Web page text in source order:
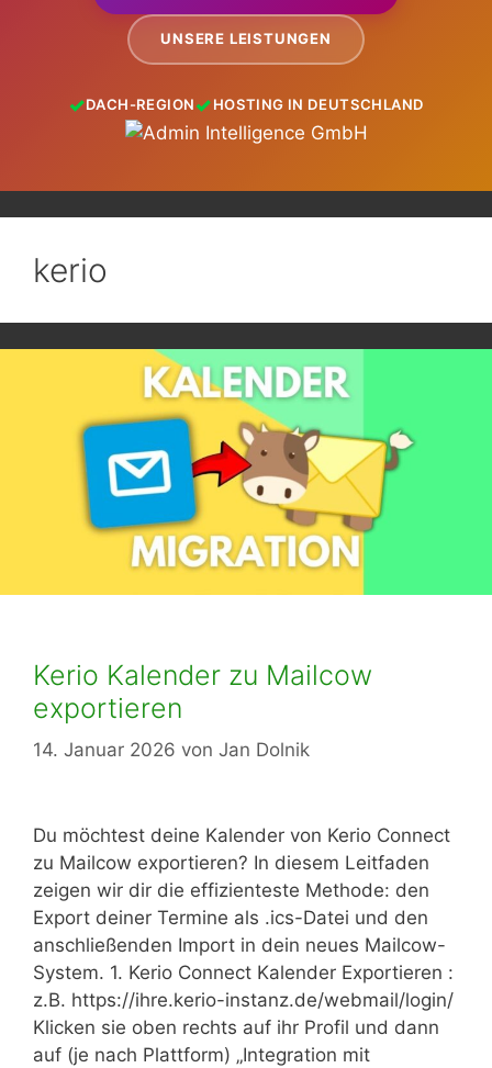
UNSERE LEISTUNGEN
DACH-REGION HOSTING IN DEUTSCHLAND
kerio
Kerio Kalender zu Mailcow
exportieren
14. Januar 2026 von Jan Dolnik
Du möchtest deine Kalender von Kerio Connect
zu Mailcow exportieren? In diesem Leitfaden
zeigen wir dir die effizienteste Methode: den
Export deiner Termine als .ics-Datei und den
anschließenden Import in dein neues Mailcow-
System. 1. Kerio Connect Kalender Exportieren :
z.B. https://ihre.kerio-instanz.de/webmail/login/
Klicken sie oben rechts auf ihr Profil und dann
auf (je nach Plattform) „Integration mit